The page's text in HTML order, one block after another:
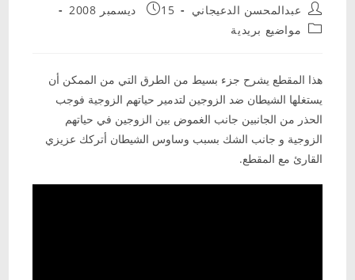
Post
author:
عبدالمحسن الدعيجاني
Post
15 ديسمبر 2008
Postمواضيع بريدية
هذا المقطع يشرح جزء بسيط من الطرق التي من الممكن أن
يستغلها الشيطان ضد الزوجين لتدمير حياتهم الزوجية فوجب
الحذر من الجانبين جانب الغموض بين الزوجين في حياتهم
الزوجية و جانب الشك بسبب وساوس الشيطان أتركك عزيزي
القارئ مع المقطع.